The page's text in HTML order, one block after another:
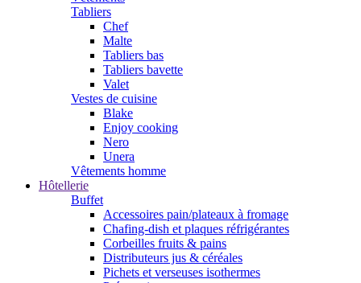
Tabliers
Chef
Malte
Tabliers bas
Tabliers bavette
Valet
Vestes de cuisine
Blake
Enjoy cooking
Nero
Unera
Vêtements homme
Hôtellerie
Buffet
Accessoires pain/plateaux à fromage
Chafing-dish et plaques réfrigérantes
Corbeilles fruits & pains
Distributeurs jus & céréales
Pichets et verseuses isothermes